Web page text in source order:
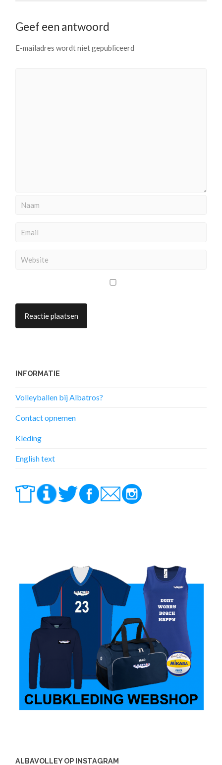
Geef een antwoord
E-mailadres wordt niet gepubliceerd
INFORMATIE
Volleyballen bij Albatros?
Contact opnemen
Kleding
English text
ALBAVOLLEY OP INSTAGRAM